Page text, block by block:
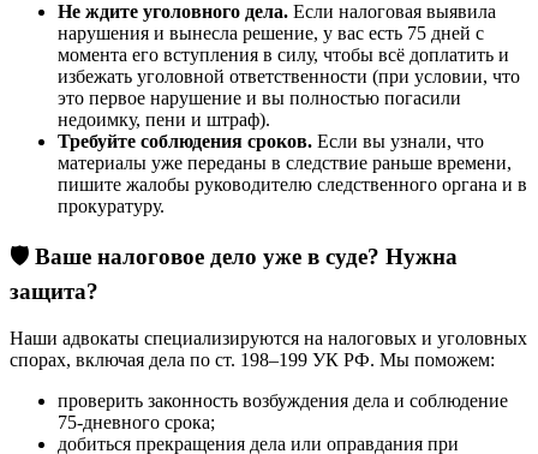
Не ждите уголовного дела. Если налоговая выявила
нарушения и вынесла решение, у вас есть 75 дней с
момента его вступления в силу, чтобы всё доплатить и
избежать уголовной ответственности (при условии, что
это первое нарушение и вы полностью погасили
недоимку, пени и штраф).
Требуйте соблюдения сроков. Если вы узнали, что
материалы уже переданы в следствие раньше времени,
пишите жалобы руководителю следственного органа и в
прокуратуру.
🛡️ Ваше налоговое дело уже в суде? Нужна
защита?
Наши адвокаты специализируются на налоговых и уголовных
спорах, включая дела по ст. 198–199 УК РФ. Мы поможем:
проверить законность возбуждения дела и соблюдение
75-дневного срока;
добиться прекращения дела или оправдания при